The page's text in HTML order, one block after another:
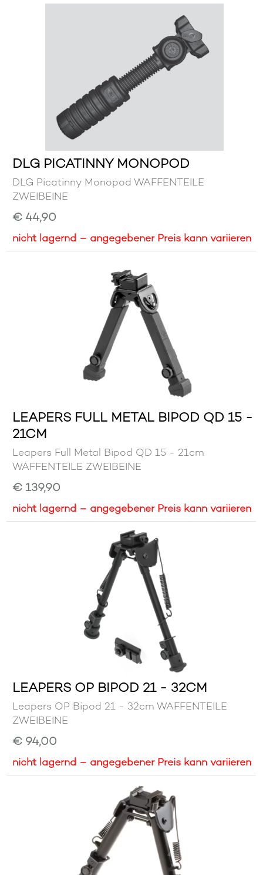
DLG PICATINNY MONOPOD
DLG Picatinny Monopod WAFFENTEILE
ZWEIBEINE
€ 44,90
nicht lagernd – angegebener Preis kann variieren
LEAPERS FULL METAL BIPOD QD 15 -
21CM
Leapers Full Metal Bipod QD 15 - 21cm
WAFFENTEILE ZWEIBEINE
€ 139,90
nicht lagernd – angegebener Preis kann variieren
LEAPERS OP BIPOD 21 - 32CM
Leapers OP Bipod 21 - 32cm WAFFENTEILE
ZWEIBEINE
€ 94,00
nicht lagernd – angegebener Preis kann variieren